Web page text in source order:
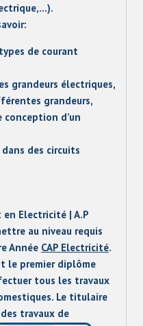
de courant
grandeurs électriques,
grandeurs,
conception d’un
des circuits
en Electricité | A.P
au niveau requis
Année CAP Electricité.
le premier diplôme
tous les travaux
Le titulaire
travaux de